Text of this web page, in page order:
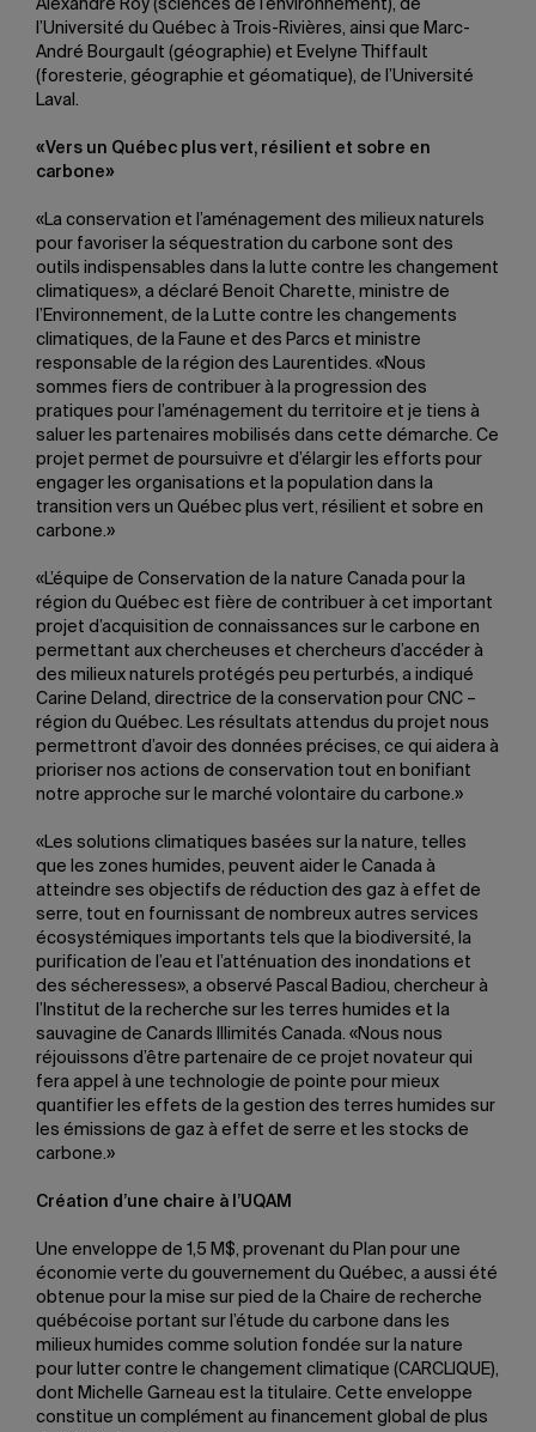
Alexandre Roy (sciences de l’environnement), de
l’Université du Québec à Trois-Rivières, ainsi que Marc-
André Bourgault (géographie) et Evelyne Thiffault
(foresterie, géographie et géomatique), de l’Université
Laval.
«Vers un Québec plus vert, résilient et sobre en
carbone»
«La conservation et l’aménagement des milieux naturels
pour favoriser la séquestration du carbone sont des
outils indispensables dans la lutte contre les changement
climatiques», a déclaré Benoit Charette, ministre de
l’Environnement, de la Lutte contre les changements
climatiques, de la Faune et des Parcs et ministre
responsable de la région des Laurentides. «Nous
sommes fiers de contribuer à la progression des
pratiques pour l’aménagement du territoire et je tiens à
saluer les partenaires mobilisés dans cette démarche. Ce
projet permet de poursuivre et d’élargir les efforts pour
engager les organisations et la population dans la
transition vers un Québec plus vert, résilient et sobre en
carbone.»
«L’équipe de Conservation de la nature Canada pour la
région du Québec est fière de contribuer à cet important
projet d’acquisition de connaissances sur le carbone en
permettant aux chercheuses et chercheurs d’accéder à
des milieux naturels protégés peu perturbés, a indiqué
Carine Deland, directrice de la conservation pour CNC –
région du Québec. Les résultats attendus du projet nous
permettront d’avoir des données précises, ce qui aidera à
prioriser nos actions de conservation tout en bonifiant
notre approche sur le marché volontaire du carbone.»
«Les solutions climatiques basées sur la nature, telles
que les zones humides, peuvent aider le Canada à
atteindre ses objectifs de réduction des gaz à effet de
serre, tout en fournissant de nombreux autres services
écosystémiques importants tels que la biodiversité, la
purification de l’eau et l’atténuation des inondations et
des sécheresses», a observé Pascal Badiou, chercheur à
l’Institut de la recherche sur les terres humides et la
sauvagine de Canards Illimités Canada. «Nous nous
réjouissons d’être partenaire de ce projet novateur qui
fera appel à une technologie de pointe pour mieux
quantifier les effets de la gestion des terres humides sur
les émissions de gaz à effet de serre et les stocks de
carbone.»
Création d’une chaire à l’UQAM
Une enveloppe de 1,5 M$, provenant du Plan pour une
économie verte du gouvernement du Québec, a aussi été
obtenue pour la mise sur pied de la Chaire de recherche
québécoise portant sur l’étude du carbone dans les
milieux humides comme solution fondée sur la nature
pour lutter contre le changement climatique (CARCLIQUE),
dont Michelle Garneau est la titulaire. Cette enveloppe
constitue un complément au financement global de plus